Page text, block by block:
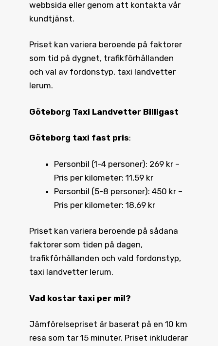
webbsida eller genom att kontakta vår
kundtjänst.
Priset kan variera beroende på faktorer
som tid på dygnet, trafikförhållanden
och val av fordonstyp, taxi landvetter
lerum.
Göteborg Taxi Landvetter Billigast
Göteborg taxi fast pris:
Personbil (1-4 personer): 269 kr –
Pris per kilometer: 11,59 kr
Personbil (5-8 personer): 450 kr –
Pris per kilometer: 18,69 kr
Priset kan variera beroende på sådana
faktorer som tiden på dagen,
trafikförhållanden och vald fordonstyp,
taxi landvetter lerum.
Vad kostar taxi per mil?
Jämförelsepriset är baserat på en 10 km
resa som tar 15 minuter. Priset inkluderar